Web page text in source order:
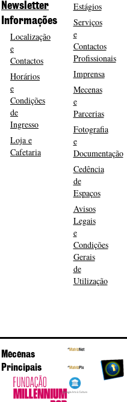
Newsletter
Informações
Localização
e
Contactos
Horários
e
Condições
de
Ingresso
Loja e
Cafetaria
Estágios
Serviços
e
Contactos
Profissionais
Imprensa
Mecenas
e
Parcerias
Fotografia
e
Documentação
Cedência
de
Espaços
Avisos
Legais
e
Condições
Gerais
de
Utilização
Mecenas
Principais